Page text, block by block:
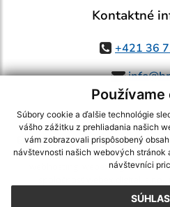
Používame
Súbory cookie a ďalšie technológie
vášho zážitku z prehliadania našich
vám zobrazovali prispôsobený
návštevnosti našich webových stránok
návštevníci
Kontaktné
+421 36
využite možnosť získavania
CMS systém (redakčný) systém
webex.digital, s.r.o.,